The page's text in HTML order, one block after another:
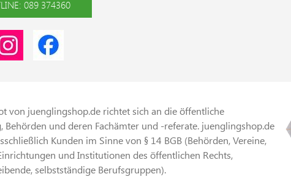
089 374360
von juenglingshop.de richtet sich an die öffentliche
Behörden und deren Fachämter und -referate. juenglingshop.de
Kunden im Sinne von § 14 BGB (Behörden, Vereine,
und Institutionen des öffentlichen Rechts,
selbstständige Berufsgruppen).